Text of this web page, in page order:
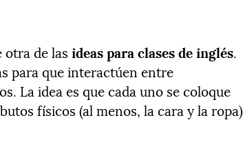
otra de lasideas para clases de inglés.
para que interactúen entre
La idea es que cada uno se coloque
físicos (al menos, la cara y la ropa)